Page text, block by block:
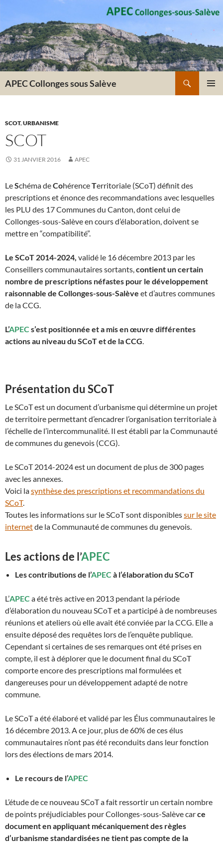
APEC Collonges sous Salève
SCOT,URBANISME
SCOT
31 JANVIER 2016 APEC
LeSchéma deCohérenceTerritoriale (SCoT) définit des
prescriptions et énonce des recommandations avec lesquelles
les PLU des 17 Communes du Canton, dont celui de
Collonges-sous-Salève en cours d’élaboration, doivent se
mettre en “compatibilité”.
Le SCoT 2014-2024, validé le 16 décembre 2013 par les
Conseillers communautaires sortants, contient un certain
nombre de prescriptions néfastes pour le développement
raisonnable de Collonges-sous-Salève et d’autres communes
de la CCG.
L’APEC s’est positionnée et a mis en œuvre différentes
actions au niveau du SCoT et de la CCG
Présentation du SCoT
Le SCoT est un document d’urbanisme qui détermine un projet
de territoire permettant d’encadrer l’organisation territoriale à
l’échelle de l’intercommunalité. Il est établi par la Communauté
de communes du genevois (CCG).
Le SCoT 2014-2024 est un document de plus de 300 pages
avec les annexes.
Voici lasynthèse des prescriptions et recommandations du
SCoT.
Toutes les informations sur le SCoT sont disponiblessur le site
internetde la Communauté de communes du genevois.
Les actions de l’APEC
Les contributions de l’APEC à l’élaboration du SCoT
L’APEC a été très active en 2013 pendant la période
d’élaboration du nouveau SCoT et a participé à de nombreuses
réunions et ateliers où elle avait été conviée par la CCG. Elle a
ensuite déposé des requêtes lors de l’enquête publique.
Cependant si certaines de ses remarques ont été prises en
compte, il est à déplorer que le document final du SCoT
comporte encore des prescriptions mal formulées et
dangereuses pour un développement adapté de notre
commune.
Le SCoT a été élaboré et validé par les Élus communautaires le
16 décembre 2013. A ce jour, plus de 60% de ces élus
communautaires n’ont pas été reconduits dans leur fonction
lors des élections de mars 2014.
Le recours de l’APEC
L’étude de ce nouveau SCoT a fait ressortir un certain nombre
de points préjudiciables pour Collonges-sous-Salève carce
document en appliquant mécaniquement des règles
d’urbanisme standardisées ne tient pas compte de la